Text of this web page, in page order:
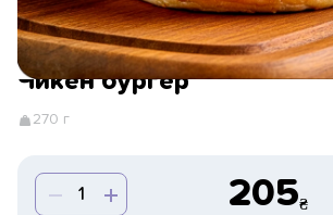
Чикен бургер
270 г
205